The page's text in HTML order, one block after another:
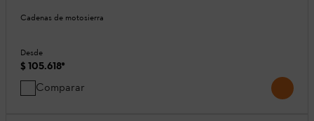
Cadenas de motosierra
Desde
$ 105.618*
Comparar